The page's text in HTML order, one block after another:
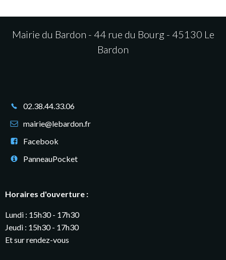
Mairie du Bardon - 44 rue du Bourg - 45130 Le
Bardon
02.38.44.33.06
mairie@lebardon.fr
Facebook
PanneauPocket
Horaires d'ouverture :
Lundi : 15h30 - 17h30
Jeudi : 15h30 - 17h30
Et sur rendez-vous